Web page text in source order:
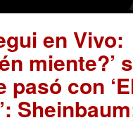
en Vivo:
miente?’
pasó con